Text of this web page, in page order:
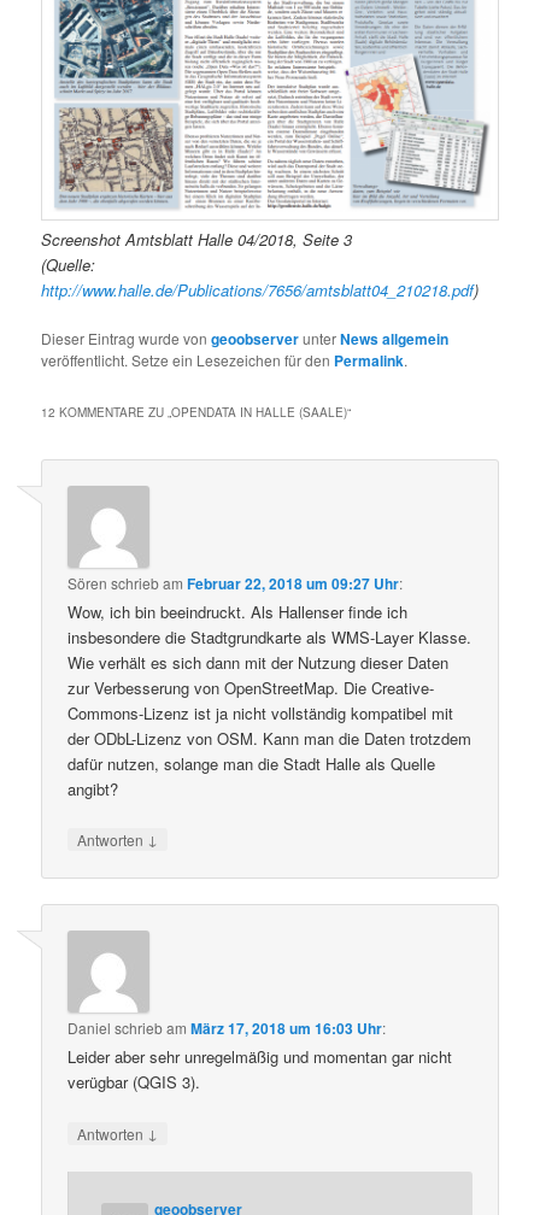
Screenshot Amtsblatt Halle 04/2018, Seite 3
(Quelle:
http://www.halle.de/Publications/7656/amtsblatt04_210218.pdf)
Dieser Eintrag wurde vongeoobserverunterNews allgemein
veröffentlicht. Setze ein Lesezeichen für den Permalink.
12 KOMMENTARE ZU „OPENDATA IN HALLE (SAALE)“
Sören schriebamFebruar 22, 2018 um 09:27 Uhr:
Wow, ich bin beeindruckt. Als Hallenser finde ich
insbesondere die Stadtgrundkarte als WMS-Layer Klasse.
Wie verhält es sich dann mit der Nutzung dieser Daten
zur Verbesserung von OpenStreetMap. Die Creative-
Commons-Lizenz ist ja nicht vollständig kompatibel mit
der ODbL-Lizenz von OSM. Kann man die Daten trotzdem
dafür nutzen, solange man die Stadt Halle als Quelle
angibt?
Antworten ↓
Daniel schriebamMärz 17, 2018 um 16:03 Uhr:
Leider aber sehr unregelmäßig und momentan gar nicht
verügbar (QGIS 3).
Antworten ↓
geoobserver